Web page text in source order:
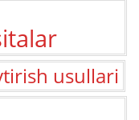
usullari